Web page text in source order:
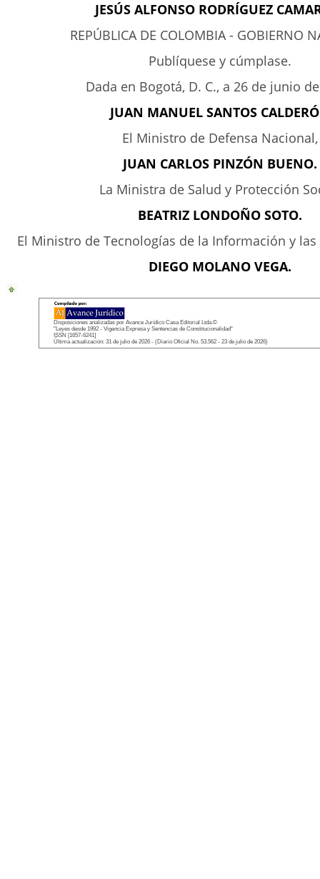
JESÚS ALFONSO RODRÍGUEZ
REPÚBLICA DE COLOMBIA - GOBIERNO
Publíquese y cúmplase.
Dada en Bogotá, D. C., a 26 de junio
JUAN MANUEL SANTOS
El Ministro de Defensa Nacional,
JUAN CARLOS PINZÓN BUENO.
La Ministra de Salud y Protección
BEATRIZ LONDOÑO SOTO.
El Ministro de Tecnologías de la Información y
DIEGO MOLANO VEGA.
Disposiciones analizadas por Avance Jurídico Casa Editorial Ltda.©
"Leyes desde 1992 - Vigencia Expresa y Sentencias de Constitucionalidad"
ISSN [1657-6241]
Última actualización: 31 de julio de 2026 - (Diario Oficial No. 53.562 - 23 de julio de 2026)